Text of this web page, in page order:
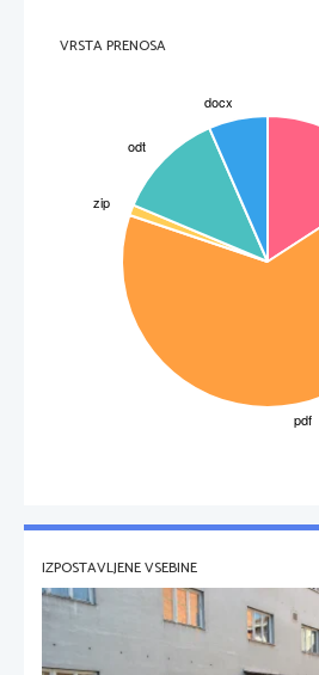
VRSTA PRENOSA
IZPOSTAVLJENE VSEBINE